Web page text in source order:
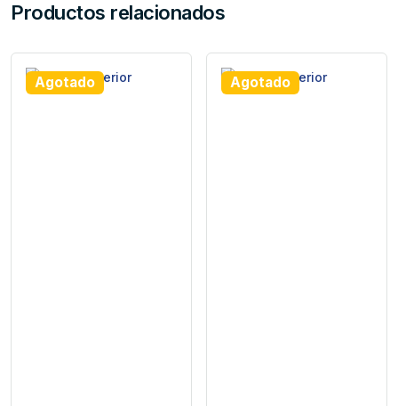
Productos relacionados
Agotado Agotado